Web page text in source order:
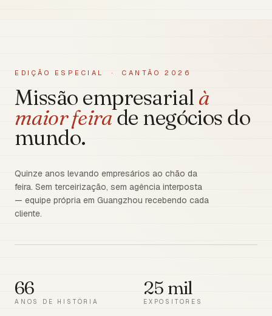
EDIÇÃO ESPECIAL · CANTÃO 2026
Missão empresarial à
maior feirade negócios do
mundo.
Quinze anos levando empresários ao chão da
feira. Sem terceirização, sem agência interposta
— equipe própria em Guangzhou recebendo cada
cliente.
66
ANOS DE HISTÓRIA
25 mil
EXPOSITORES